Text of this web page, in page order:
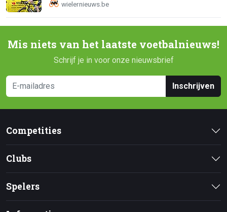
Mis niets van het laatste voetbalnieuws!
Schrijf je in voor onze nieuwsbrief
Inschrijven
Competities
Clubs
Spelers